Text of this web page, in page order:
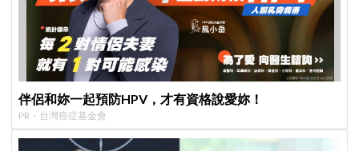
伴侶和妳一起預防HPV，才有資格說愛妳！
PR・台灣癌症基金會